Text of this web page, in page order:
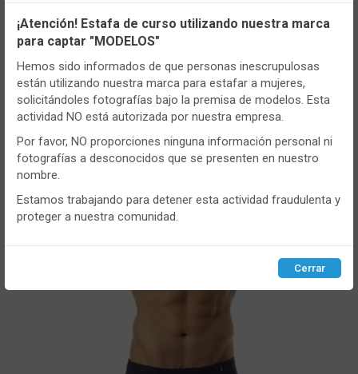
CONT
Boxer hombre Unco 2093 Pack de 2
Fantasia
Utilizamos cookies propias y de terceros, de sesión o
persistentes, para hacer funcionar de manera segura nuestra
página web y personalizar su contenido.
Igualmente, utilizamos cookies para medir y obtener datos de
la navegación que realizas y para ajustar el contenido a tus
gustos y preferencias.
Puedesconfigurary aceptar el uso de cookies a tu gusto.
Para obtener más información visita nuestra
cookies.
Configurar Rechazar ACEPTAR
¡Atención! Estafa de curso utilizando nuestra marca
para captar "MODELOS"
Hemos sido informados de que personas inescrupulosas
están utilizando nuestra marca para estafar a mujeres,
solicitándoles fotografías bajo la premisa de modelos. Esta
actividad NO está autorizada por nuestra empresa.
Por favor, NO proporciones ninguna información personal ni
fotografías a desconocidos que se presenten en nuestro
nombre.
Estamos trabajando para detener esta actividad fraudulenta y
proteger a nuestra comunidad.
Cerrar